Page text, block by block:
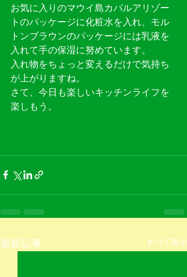
お気に入りのマウイ島カパルアリゾー
トのパッケージに化粧水を入れ、モル
トンブラウンのパッケージには乳液を
入れて手の保湿に努めています。
入れ物をちょっと変えるだけで気持ち
が上がりますね。
さて、今日も楽しいキッチンライフを
楽しもう。
最新記事 すべて表示